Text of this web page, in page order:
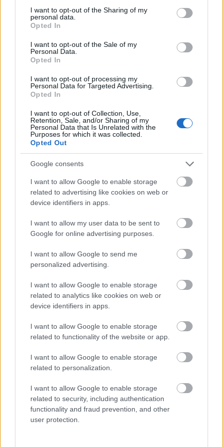
not limited to your visit or usage behaviour. You may click to
grant or deny consent to Google and its third-party tags to
use your data for below specified purposes in below Google
consent section.
I want to opt-out of the Sharing of my
personal data.
Opted In
I want to opt-out of the Sale of my
Personal Data.
Opted In
I want to opt-out of processing my
Personal Data for Targeted Advertising.
Opted In
I want to opt-out of Collection, Use,
Retention, Sale, and/or Sharing of my
Personal Data that Is Unrelated with the
Purposes for which it was collected.
Opted Out
Google consents
I want to allow Google to enable storage
related to advertising like cookies on web or
device identifiers in apps.
I want to allow my user data to be sent to
Google for online advertising purposes.
I want to allow Google to send me
personalized advertising.
I want to allow Google to enable storage
related to analytics like cookies on web or
device identifiers in apps.
I want to allow Google to enable storage
related to functionality of the website or app.
I want to allow Google to enable storage
related to personalization.
I want to allow Google to enable storage
related to security, including authentication
functionality and fraud prevention, and other
user protection.
Fredag 13. desember
16:00: Teamsprint fristil kvalifisering, kvinner og
18:00: Teamsprint fristil finaler, kvinner og menn
Startlister, detaljer og resultater
TV: Viaplay
14:45: Sprint fristil prolog, kvinner og menn
17:15: Sprint fristil finaler, kvinner og menn
Startlister, detaljer og resultater
TV: Viaplay
Søndag 15. desember
11:30: 20km klassisk individuell start, menn
14:00: 20km klassisk individuell start, kvinner
TV: Viaplay
Meld deg på vårt nyhetsbrev
Meld deg på
MEST LEST